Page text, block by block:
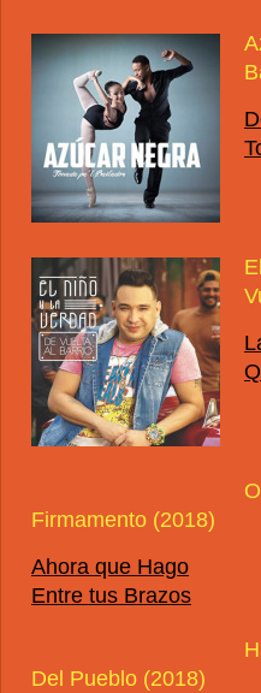
Firmamento (2018)
Ahora que Hago
Entre tus Brazos
Del Pueblo (2018)